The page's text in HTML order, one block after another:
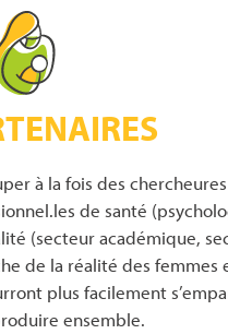
à la fois des
de santé
(secteur académique,
de la réalité des femmes
plus facilement
ensemble.